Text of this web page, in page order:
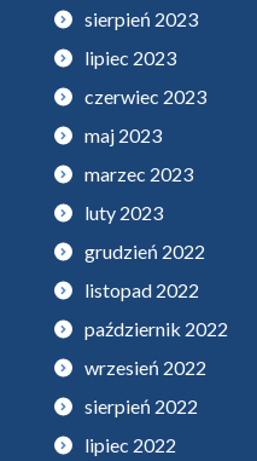
sierpień 2023
lipiec 2023
czerwiec 2023
maj 2023
marzec 2023
luty 2023
grudzień 2022
listopad 2022
październik 2022
wrzesień 2022
sierpień 2022
lipiec 2022